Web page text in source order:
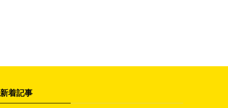
新着記事